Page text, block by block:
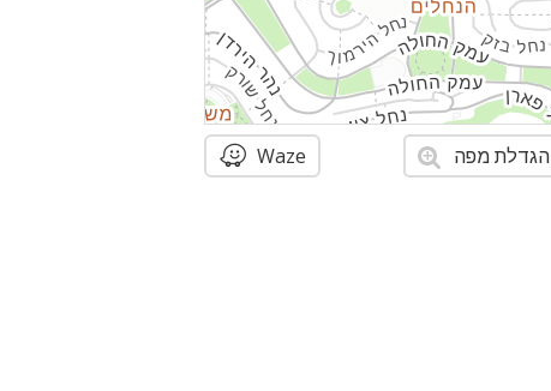
הגדלת מפה Waze